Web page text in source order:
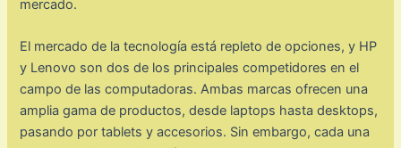
mercado.
El mercado de la tecnología está repleto de opciones, y HP
y Lenovo son dos de los principales competidores en el
campo de las computadoras. Ambas marcas ofrecen una
amplia gama de productos, desde laptops hasta desktops,
pasando por tablets y accesorios. Sin embargo, cada una